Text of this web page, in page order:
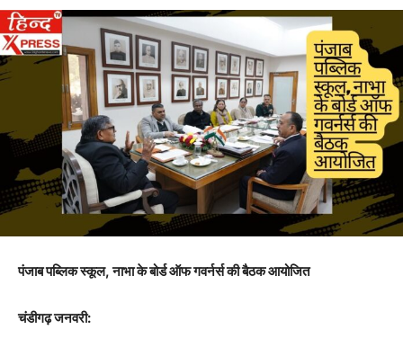
पंजाब पब्लिक स्कूल, नाभा के बोर्ड ऑफ गवर्नर्स की बैठक आयोजित
चंडीगढ़जनवरी: